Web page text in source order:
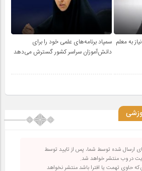
به معلم سمپاد برنامه‌های علمی خود را برای
دانش‌آموزان سراسر کشور گسترش می‌دهد
ارسال شده توسط شما، پس از تایید توسط
در وب منتشر خواهد شد.
که حاوی تهمت یا افترا باشد منتشر نخواهد